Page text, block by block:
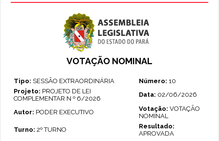
VOTAÇÃO NOMINAL
Tipo: SESSÃO EXTRAORDINÁRIA Número: 10
Projeto: PROJETO DE LEI
COMPLEMENTAR N º 6/2026
Data: 02/06/2026
Autor: PODER EXECUTIVO Votação: VOTAÇÃO
NOMINAL
Turno: 2º TURNO
Resultado:
APROVADA